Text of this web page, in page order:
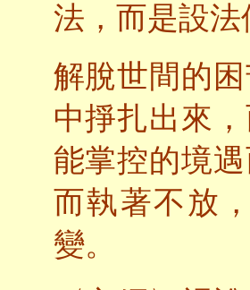
法，而是設
解脫世間的
中掙扎出來
能掌控的境
而執著不放
變。